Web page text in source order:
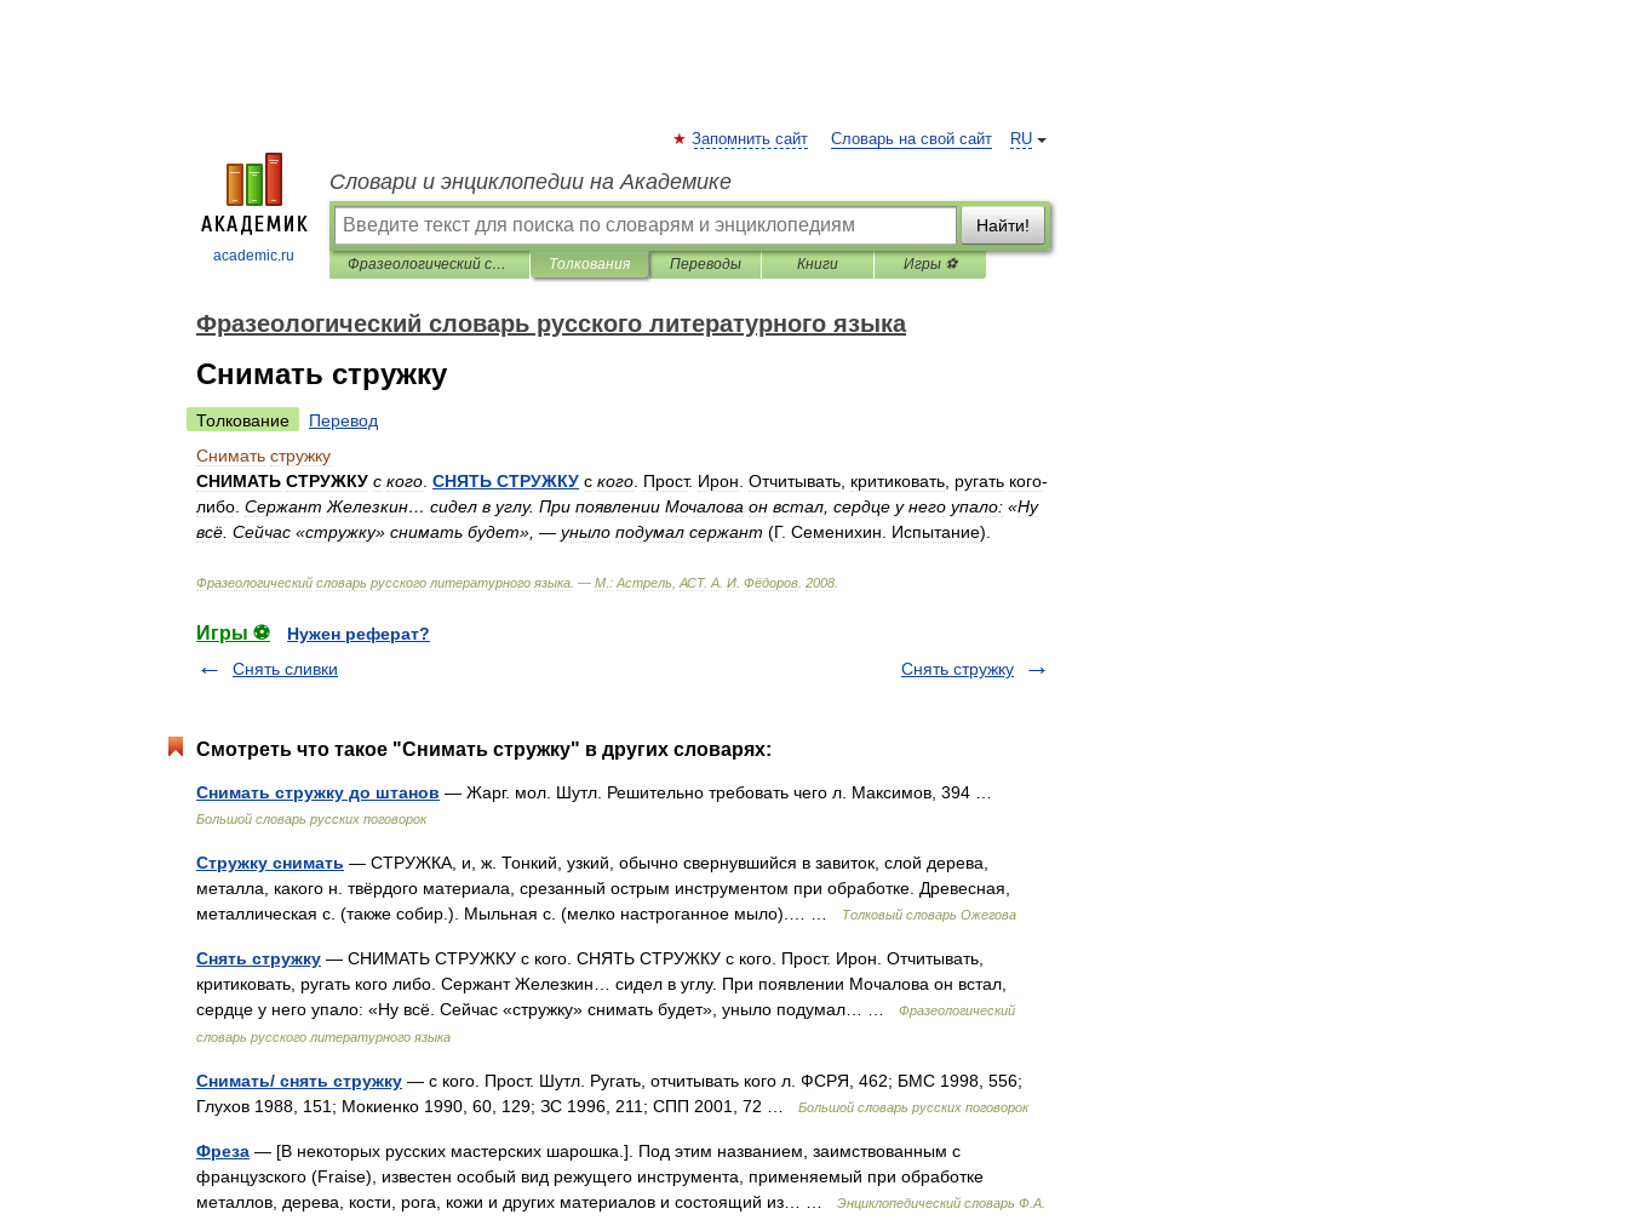
academic.ru
RU
Запомнить сайт Словарь на свой сайт
Словари и энциклопедии на Академике
Найти!
Фразеологический словарь русского литературного языка Толкования Переводы Книги Игры ⚽
Фразеологический словарь русского литературного языка
Снимать стружку
Толкование
Перевод
Снимать стружку
СНИМАТЬ СТРУЖКУ с кого СНЯТЬ СТРУЖКУ с кого Прост. Ирон Отчитывать критиковать ругать кого-
либо Сержант Железкин… сидел в углу. При появлении Мочалова он встал сердце у него упало: «Ну
всё Сейчас «стружку» снимать будет», — уныло подумал сержант (Г. Семенихин Испытание).
Фразеологический словарь русского литературного языка . — М : Астрель АСТ. А И Фёдоров 2008
Игры ⚽
Нужен реферат?
Снять сливки
Снять стружку
Смотреть что такое "Снимать стружку" в других словарях:
Снимать стружку до штанов — Жарг. мол. Шутл. Решительно требовать чего л. Максимов, 394 …
Большой словарь русских поговорок
Стружку снимать — СТРУЖКА, и, ж. Тонкий, узкий, обычно свернувшийся в завиток, слой дерева,
металла, какого н. твёрдого материала, срезанный острым инструментом при обработке. Древесная,
металлическая с. (также собир.). Мыльная с. (мелко настроганное мыло).… …
Толковый словарь Ожегова
Снять стружку — СНИМАТЬ СТРУЖКУ с кого. СНЯТЬ СТРУЖКУ с кого. Прост. Ирон. Отчитывать,
критиковать, ругать кого либо. Сержант Железкин… сидел в углу. При появлении Мочалова он встал,
сердце у него упало: «Ну всё. Сейчас «стружку» снимать будет», уныло подумал… …
Фразеологический
словарь русского литературного языка
Снимать/ снять стружку — с кого. Прост. Шутл. Ругать, отчитывать кого л. ФСРЯ, 462; БМС 1998, 556;
Глухов 1988, 151; Мокиенко 1990, 60, 129; ЗС 1996, 211; СПП 2001, 72 …
Большой словарь русских поговорок
Фреза — [В некоторых русских мастерских шарошка.]. Под этим названием, заимствованным с
французского (Fraise), известен особый вид режущего инструмента, применяемый при обработке
металлов, дерева, кости, рога, кожи и других материалов и состоящий из… …
Энциклопедический словарь Ф.А.